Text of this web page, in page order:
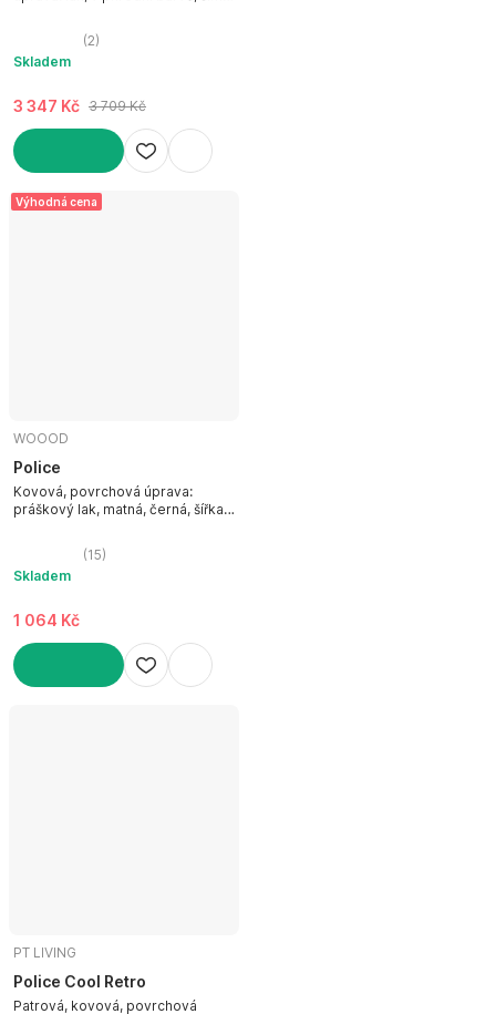
(2)
Skladem
3 347 Kč 3 709 Kč
Výhodná cena
WOOOD
Police
Kovová, povrchová úprava:
práškový lak, matná, černá, šířka
(15)
Skladem
1 064 Kč
PT LIVING
Police Cool Retro
Patrová, kovová, povrchová